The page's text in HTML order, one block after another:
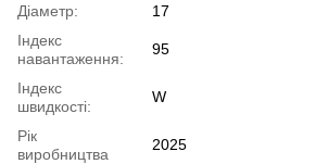
Діаметр:
17
Індекс
навантаження:
95
Індекс
швидкості:
W
Рік
виробництва
2025